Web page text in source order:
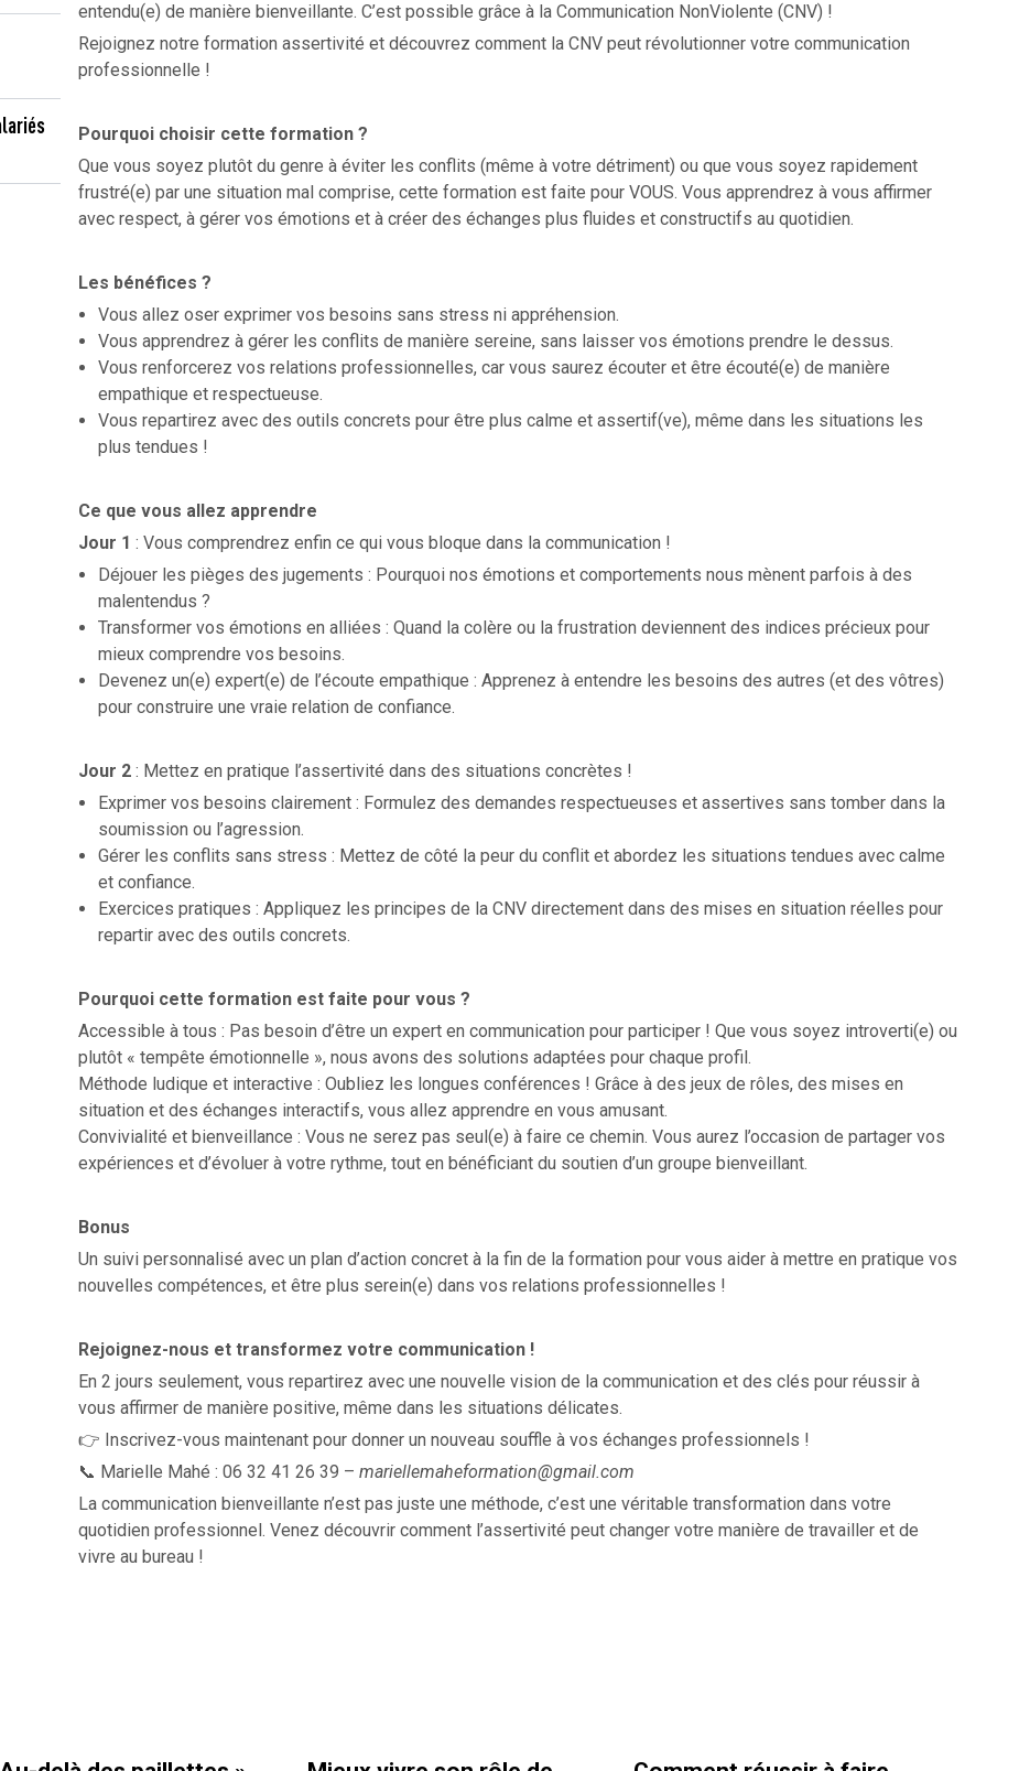
entendu(e) de manière bienveillante. C’est possible grâce à la Communication NonViolente (CNV) !
Rejoignez notre formation assertivité et découvrez comment la CNV peut révolutionner votre communication
professionnelle !
Pourquoi choisir cette formation ?
Que vous soyez plutôt du genre à éviter les conflits (même à votre détriment) ou que vous soyez rapidement
frustré(e) par une situation mal comprise, cette formation est faite pour VOUS. Vous apprendrez à vous affirmer
avec respect, à gérer vos émotions et à créer des échanges plus fluides et constructifs au quotidien.
Les bénéfices ?
Vous allez oser exprimer vos besoins sans stress ni appréhension.
Vous apprendrez à gérer les conflits de manière sereine, sans laisser vos émotions prendre le dessus.
Vous renforcerez vos relations professionnelles, car vous saurez écouter et être écouté(e) de manière
empathique et respectueuse.
Vous repartirez avec des outils concrets pour être plus calme et assertif(ve), même dans les situations les
plus tendues !
Ce que vous allez apprendre
Jour 1 : Vous comprendrez enfin ce qui vous bloque dans la communication !
Déjouer les pièges des jugements : Pourquoi nos émotions et comportements nous mènent parfois à des
malentendus ?
Transformer vos émotions en alliées : Quand la colère ou la frustration deviennent des indices précieux pour
mieux comprendre vos besoins.
Devenez un(e) expert(e) de l’écoute empathique : Apprenez à entendre les besoins des autres (et des vôtres)
pour construire une vraie relation de confiance.
Jour 2 : Mettez en pratique l’assertivité dans des situations concrètes !
Exprimer vos besoins clairement : Formulez des demandes respectueuses et assertives sans tomber dans la
soumission ou l’agression.
Gérer les conflits sans stress : Mettez de côté la peur du conflit et abordez les situations tendues avec calme
et confiance.
Exercices pratiques : Appliquez les principes de la CNV directement dans des mises en situation réelles pour
repartir avec des outils concrets.
Pourquoi cette formation est faite pour vous ?
Accessible à tous : Pas besoin d’être un expert en communication pour participer ! Que vous soyez introverti(e) ou
plutôt « tempête émotionnelle », nous avons des solutions adaptées pour chaque profil.
Méthode ludique et interactive : Oubliez les longues conférences ! Grâce à des jeux de rôles, des mises en
situation et des échanges interactifs, vous allez apprendre en vous amusant.
Convivialité et bienveillance : Vous ne serez pas seul(e) à faire ce chemin. Vous aurez l’occasion de partager vos
expériences et d’évoluer à votre rythme, tout en bénéficiant du soutien d’un groupe bienveillant.
Bonus
Un suivi personnalisé avec un plan d’action concret à la fin de la formation pour vous aider à mettre en pratique vos
nouvelles compétences, et être plus serein(e) dans vos relations professionnelles !
Rejoignez-nous et transformez votre communication !
En 2 jours seulement, vous repartirez avec une nouvelle vision de la communication et des clés pour réussir à
vous affirmer de manière positive, même dans les situations délicates.
👉 Inscrivez-vous maintenant pour donner un nouveau souffle à vos échanges professionnels !
📞 Marielle Mahé : 06 32 41 26 39 – mariellemaheformation@gmail.com
La communication bienveillante n’est pas juste une méthode, c’est une véritable transformation dans votre
quotidien professionnel. Venez découvrir comment l’assertivité peut changer votre manière de travailler et de
vivre au bureau !